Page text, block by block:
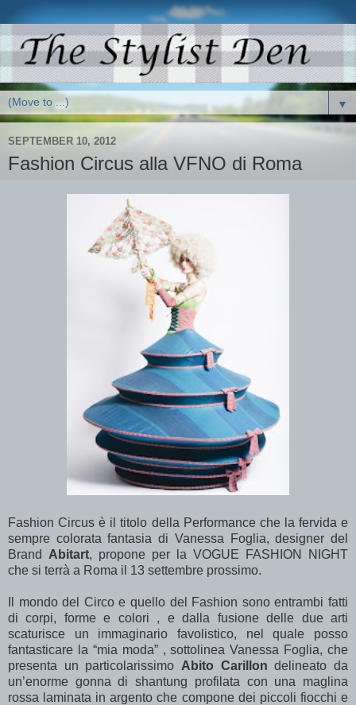
▼
SEPTEMBER 10, 2012
Fashion Circus alla VFNO di Roma
Fashion Circus è il titolo della Performance che la fervida e
sempre colorata fantasia di Vanessa Foglia, designer del
Brand Abitart, propone per la VOGUE FASHION NIGHT
che si terrà a Roma il 13 settembre prossimo.
Il mondo del Circo e quello del Fashion sono entrambi fatti
di corpi, forme e colori , e dalla fusione delle due arti
scaturisce un immaginario favolistico, nel quale posso
fantasticare la “mia moda” , sottolinea Vanessa Foglia, che
presenta un particolarissimo Abito Carillon delineato da
un’enorme gonna di shantung profilata con una maglina
rossa laminata in argento che compone dei piccoli fiocchi e